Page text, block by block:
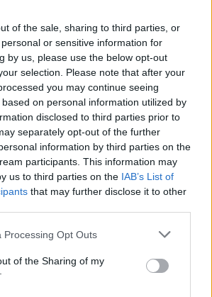
of the sale, sharing to third parties, or
or sensitive information for
by us, please use the below opt-out
selection. Please note that after your
you may continue seeing
on personal information utilized by
disclosed to third parties prior to
separately opt-out of the further
information by third parties on the
participants. This information may
us to third parties on the IAB’s List of
that may further disclose it to other
website/app uses one or more Google
or usage behaviour. You may click to
to Google and its third-party tags to
specified purposes in below Google
Processing Opt Outs
of the Sharing of my
giorno emergono nuove idee,
che sfidano le convenzioni e
il nostro modo di vivere e
però rimanere critici e non
dai successi apparenti. La
è lunga e piena di ostacoli, e
resilienti e innovative
Ti invito a riflettere su
avere una buona idea, è
la strategia giusta per portarla